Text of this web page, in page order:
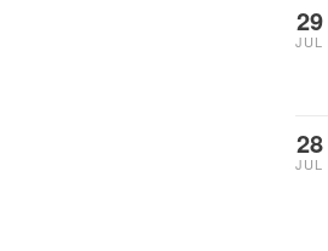
29
JUL
28
JUL